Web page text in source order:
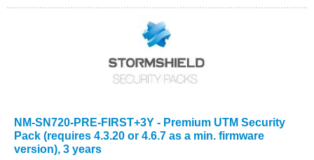
NM-SN720-PRE-FIRST+3Y - Premium UTM Security
Pack (requires 4.3.20 or 4.6.7 as a min. firmware
version), 3 years